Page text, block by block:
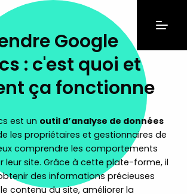
Google
: c'est quoi et
ça fonctionne
est un outil d’analyse de données
les propriétaires et gestionnaires de
comprendre les comportements
leur site. Grâce à cette plate-forme, il
des informations précieuses
contenu du site, améliorer la